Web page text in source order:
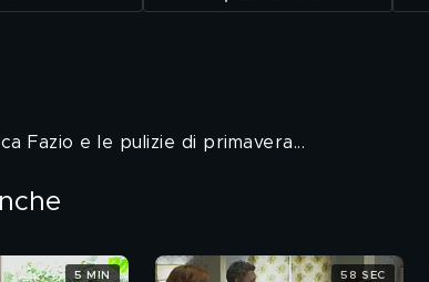
Fazio e le pulizie di primavera...
5 MIN 58 SEC